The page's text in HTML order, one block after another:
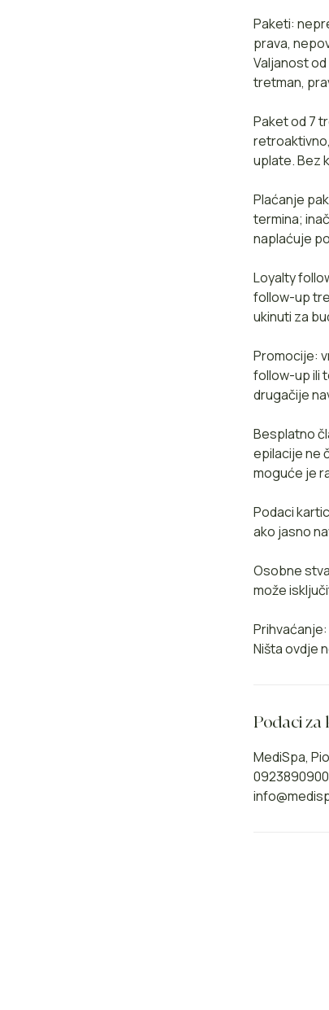
Paketi:
prava,
Valjanost
tretman,
Paket od 7
uplate. Bez
Plaćanje
termina;
naplaćuje
Loyalty
follow-up
ukinuti za
Promocije:
follow-up ili
drugačije
Besplatno
epilacije ne
moguće je
Podaci
ako jasno
Osobne
može
Ništa ovdje
Podaci
MediSpa,
0923890900